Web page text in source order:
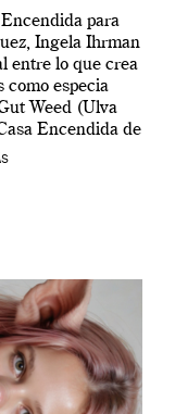
para
Ingela Ihrman
entre lo que crea
como especia
Weed (Ulva
Encendida de
[…]